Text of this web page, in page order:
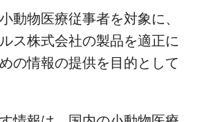
動物医療従事者を対象に、
ス株式会社の製品を適正に
の情報の提供を目的として